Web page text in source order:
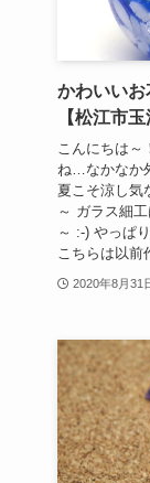
かわいいお
【松江市
こんにちは～
ね…なかなか
夏こそ涼し気
～ ガラス細
～ :-) やっぱ
こちらは以前
2020年8月31